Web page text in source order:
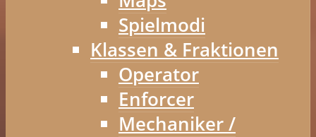
Spielmodi
Klassen & Fraktionen
Operator
Enforcer
Mechaniker /